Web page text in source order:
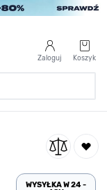
Zaloguj Koszyk
WYSYŁKA W 24 -